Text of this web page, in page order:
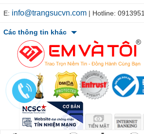
E: info@trangsucvn.com | Hotline:
Các thông tin khác